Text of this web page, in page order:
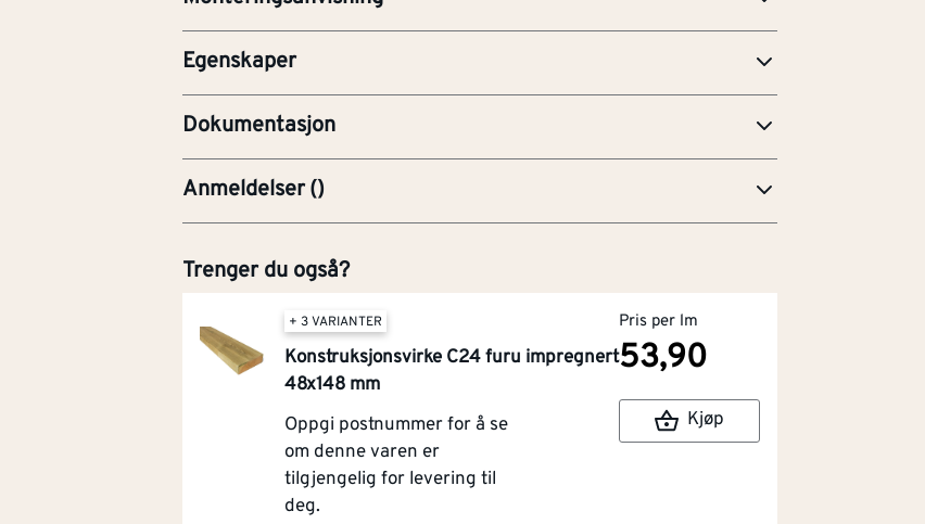
Egenskaper
Dokumentasjon
MAN-Monteringsanvisning
Anmeldelser()
Trenger du også?
+ 3 VARIANTER
Konstruksjonsvirke C24 furu impregnert
48x148 mm
Oppgi postnummer for å se
om denne varen er
tilgjengelig for levering til
deg.
Pris per lm
53,90
Kjøp